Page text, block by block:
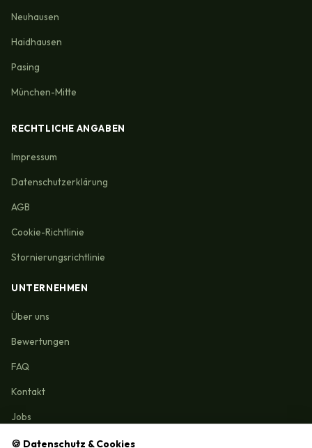
🍪 Datenschutz & Cookies
Neuhausen
Haidhausen
Pasing
München-Mitte
RECHTLICHE ANGABEN
Impressum
Datenschutzerklärung
AGB
Cookie-Richtlinie
Stornierungsrichtlinie
UNTERNEHMEN
Über uns
Bewertungen
FAQ
Kontakt
Jobs